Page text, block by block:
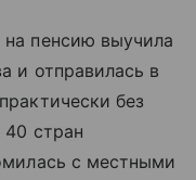
пенсию выучила
и отправилась в
без
стран
с местными